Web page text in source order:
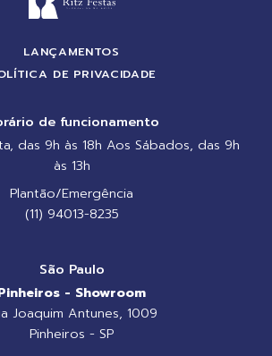
LANÇAMENTOS
DE PRIVACIDADE
de funcionamento
das 9h às 18h Aos Sábados, das 9h
às 13h
Plantão/Emergência
(11) 94013-8235
São Paulo
- Showroom
Joaquim Antunes, 1009
Pinheiros - SP